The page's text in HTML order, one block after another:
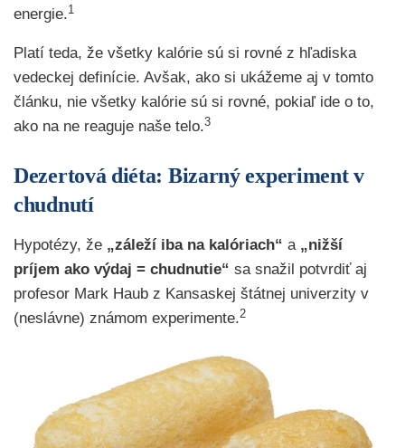
energie.1
Platí teda, že všetky kalórie sú si rovné z hľadiska
vedeckej definície. Avšak, ako si ukážeme aj v tomto
článku, nie všetky kalórie sú si rovné, pokiaľ ide o to,
ako na ne reaguje naše telo.3
Dezertová diéta: Bizarný experiment v
chudnutí
Hypotézy, že „záleží iba na kalóriach“ a „nižší
príjem ako výdaj = chudnutie“ sa snažil potvrdiť aj
profesor Mark Haub z Kansaskej štátnej univerzity v
(neslávne) známom experimente.2